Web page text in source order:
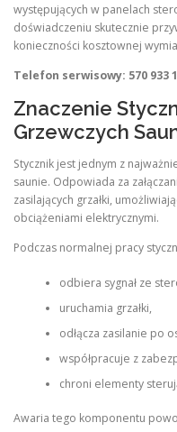
występujących w panelach
doświadczeniu skutecznie
konieczności kosztownej
Telefon serwisowy: 570 933
Znaczenie
Grzewczych
Stycznik jest jednym z
saunie. Odpowiada za
zasilających grzałki,
obciążeniami elektrycznymi.
Podczas normalnej pracy
odbiera sygnał ze
uruchamia grzałki,
odłącza zasilanie po
współpracuje z
chroni elementy
Awaria tego komponentu